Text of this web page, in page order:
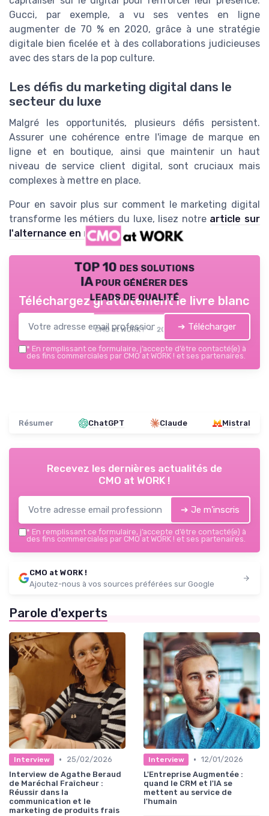
Gucci, par exemple, a vu ses ventes en ligne
augmenter de 70 % en 2020, grâce à une stratégie
digitale bien ficelée et à des collaborations judicieuses
avec des stars de la pop culture.
Les défis du marketing digital dans le
secteur du luxe
Malgré les opportunités, plusieurs défis persistent.
Assurer une cohérence entre l'image de marque en
ligne et en boutique, ainsi que maintenir un haut
niveau de service client digital, sont cruciaux mais
complexes à mettre en place.
Pour en savoir plus sur comment le marketing digital
transforme les métiers du luxe, lisez notre article sur
l'alternance en marketing.
TOP 10 des solutions
IA pour générer des
leads de qualité
CMO at WORK ! — 2026
Téléchargez gratuitement le livre blanc
➔ Télécharger
* En remplissant ce formulaire, j’accepte d’être contacté(e) à
des fins commerciales par CMO at WORK ! et ses partenaires.
Résumer ChatGPT Claude Mistral
Recevez les dernières actualités de
CMO at WORK !
➔ Je m'inscris
* En remplissant ce formulaire, j’accepte d’être contacté(e) à
des fins commerciales par CMO at WORK ! et ses partenaires.
CMO at WORK !
Ajoutez-nous à vos sources préférées sur Google
Parole d'experts
Interview •
25/02/2026
Interview de Agathe Beraud
de Maréchal Fraîcheur :
Réussir dans la
communication et le
marketing de produits frais
Interview • 12/01/2026
L'Entreprise Augmentée :
quand le CRM et l'IA se
mettent au service de
l'humain